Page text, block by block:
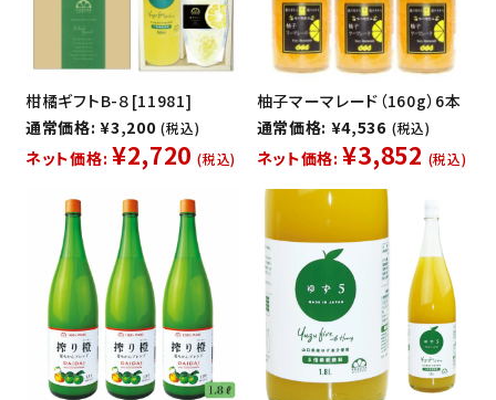
柑橘ギフトB-８[11981]
通常価格: ¥3,200 (税込)
ネット価格: ¥2,720 (税込)
柚子マーマレード（160g）6本
通常価格: ¥4,536 (税込)
ネット価格: ¥3,852 (税込)